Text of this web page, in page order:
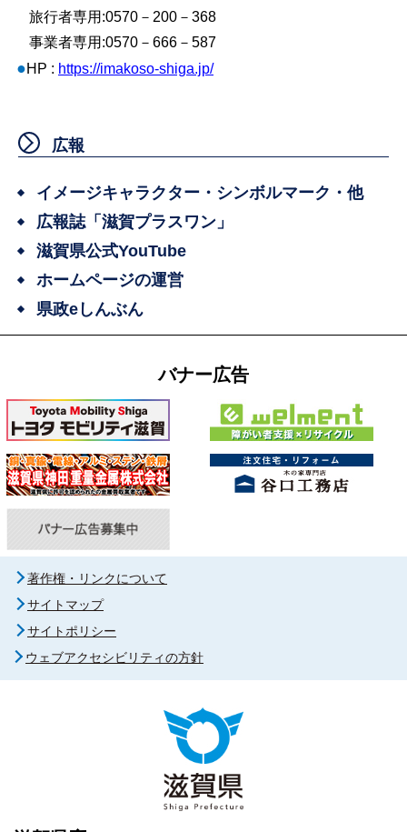
旅行者専用:0570－200－368
事業者専用:0570－666－587
●HP : https://imakoso-shiga.jp/
広報
イメージキャラクター・シンボルマーク・他
広報誌「滋賀プラスワン」
滋賀県公式YouTube
ホームページの運営
県政eしんぶん
バナー広告
著作権・リンクについて
サイトマップ
サイトポリシー
ウェブアクセシビリティの方針